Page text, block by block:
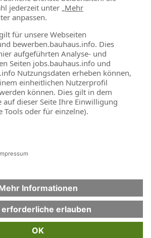
& Berufserfahrene